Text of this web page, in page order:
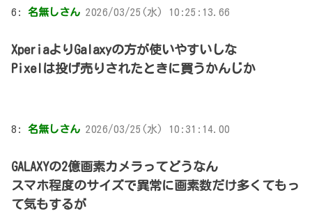
6: 名無しさん 2026/03/25(水) 10:25:13.66
XperiaよりGalaxyの方が使いやすいしな
Pixelは投げ売りされたときに買うかんじか
8: 名無しさん 2026/03/25(水) 10:31:14.00
GALAXYの2億画素カメラってどうなん
スマホ程度のサイズで異常に画素数だけ多くてもっ
て気もするが